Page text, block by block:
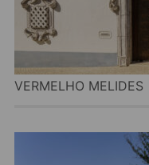
VERMELHO MELIDES